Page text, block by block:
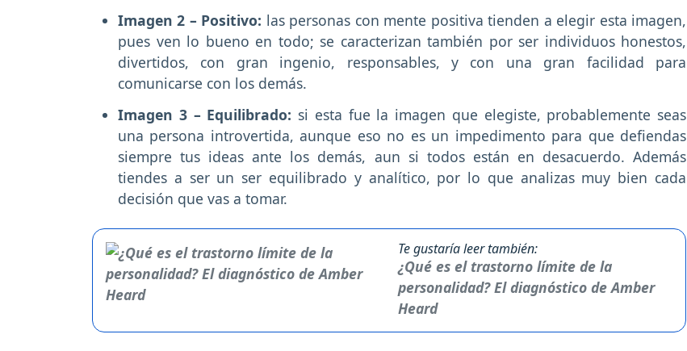
Imagen 2 – Positivo: las personas con mente positiva tienden a elegir esta imagen,
pues ven lo bueno en todo; se caracterizan también por ser individuos honestos,
divertidos, con gran ingenio, responsables, y con una gran facilidad para
comunicarse con los demás.
Imagen 3 – Equilibrado: si esta fue la imagen que elegiste, probablemente seas
una persona introvertida, aunque eso no es un impedimento para que defiendas
siempre tus ideas ante los demás, aun si todos están en desacuerdo. Además
tiendes a ser un ser equilibrado y analítico, por lo que analizas muy bien cada
decisión que vas a tomar.
Te gustaría leer también:
¿Qué es el trastorno límite de la
personalidad? El diagnóstico de Amber
Heard